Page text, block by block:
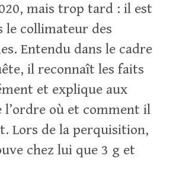
mais trop tard : il est
le collimateur des
Entendu dans le cadre
il reconnaît les faits
et explique aux
l’ordre où et comment il
Lors de la perquisition,
chez lui que 3 g et